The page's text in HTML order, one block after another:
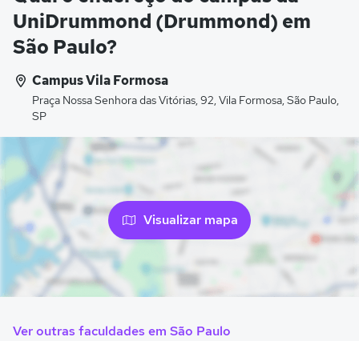
UniDrummond (Drummond) em
São Paulo?
Campus Vila Formosa
Praça Nossa Senhora das Vitórias, 92, Vila Formosa, São Paulo,
SP
Visualizar mapa
Ver outras faculdades em São Paulo